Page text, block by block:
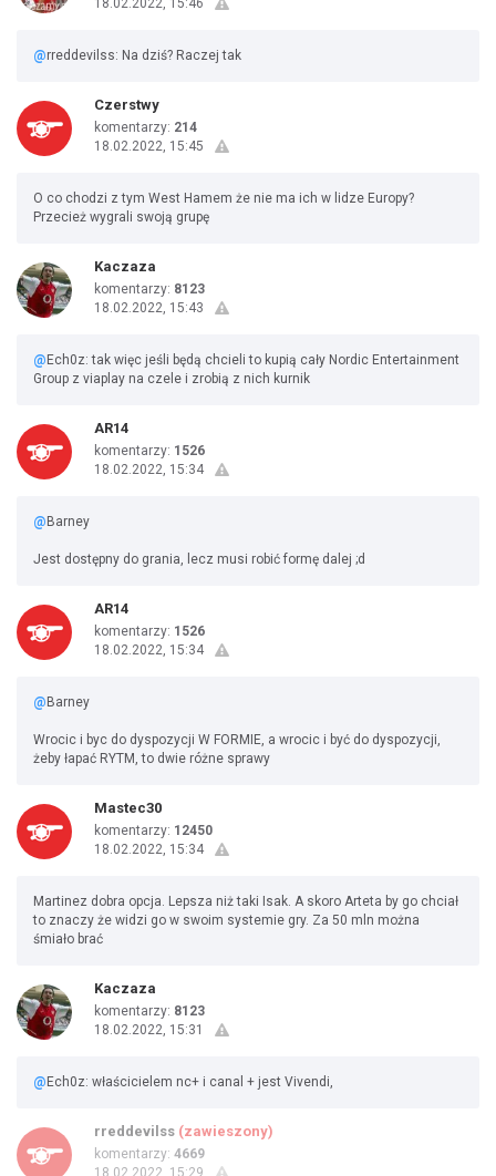
18.02.2022, 15:46
@rreddevilss: Na dziś? Raczej tak
Czerstwy
komentarzy: 214
18.02.2022, 15:45
O co chodzi z tym West Hamem że nie ma ich w lidze Europy?
Przecież wygrali swoją grupę
Kaczaza
komentarzy: 8123
18.02.2022, 15:43
@ Ech0z: tak więc jeśli będą chcieli to kupią cały Nordic Entertainment
Group z viaplay na czele i zrobią z nich kurnik
AR14
komentarzy: 1526
18.02.2022, 15:34
@ Barney
Jest dostępny do grania, lecz musi robić formę dalej ;d
AR14
komentarzy: 1526
18.02.2022, 15:34
@ Barney
Wrocic i byc do dyspozycji W FORMIE, a wrocic i być do dyspozycji,
żeby łapać RYTM, to dwie różne sprawy
Mastec30
komentarzy: 12450
18.02.2022, 15:34
Martinez dobra opcja. Lepsza niż taki Isak. A skoro Arteta by go chciał
to znaczy że widzi go w swoim systemie gry. Za 50 mln można
śmiało brać
Kaczaza
komentarzy: 8123
18.02.2022, 15:31
@ Ech0z: właścicielem nc+ i canal + jest Vivendi,
rreddevilss (zawieszony)
komentarzy: 4669
18.02.2022, 15:29